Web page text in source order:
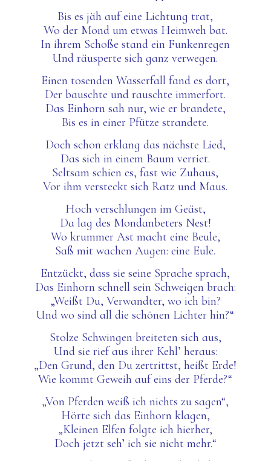
Bises jäh auf eine Lichtung trat,
Wo der Mond um etwas Heimweh bat.
In ihrem Schoßestand ein Funkenregen
Und räusperte sich ganz verwegen.
Einen tosenden Wasserfall fand es dort,
Der bauschte und rauschte immerfort.
Das Einhorn sah nur, wie er brandete,
Bis es in einer Pfütze strandete.
Doch schon erklang das nächste Lied,
Das sich in einem Baum verriet.
Seltsam schien es, fast wie Zuhaus,
Vor ihm versteckt sich Ratz und Maus.
Hoch verschlungen im Geäst,
Da lag des Mondanbeters Nest!
Wo krummer Ast macht eine Beule,
Saß mit wachen Augen: eine Eule.
Entzückt, dasssie seine Sprache sprach,
Das Einhorn schnell sein Schweigen brach:
„Weißt Du, Verwandter, wo ich bin?
Und wo sind all die schönen Lichter hin?“
Stolze Schwingen breiteten sich aus,
Und sie rief aus ihrer Kehl’ heraus:
„Den Grund, den Du zertrittst, heißt Erde!
Wie kommt Geweih auf eins der Pferde?“
„Von Pferden weiß ich nichts zu sagen“,
Hörte sich das Einhorn klagen,
„Kleinen Elfen folgte ich hierher,
Doch jetzt seh’ ich sie nicht mehr.“